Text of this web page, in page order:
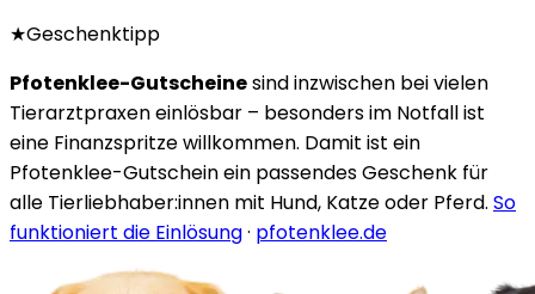
★Geschenktipp
Pfotenklee-Gutscheinesind inzwischen bei vielen
Tierarztpraxen einlösbar – besonders im Notfall ist
eine Finanzspritze willkommen. Damit ist ein
Pfotenklee-Gutschein ein passendes Geschenk für
alle Tierliebhaber:innen mit Hund, Katze oder Pferd. So
funktioniert die Einlösung· pfotenklee.de